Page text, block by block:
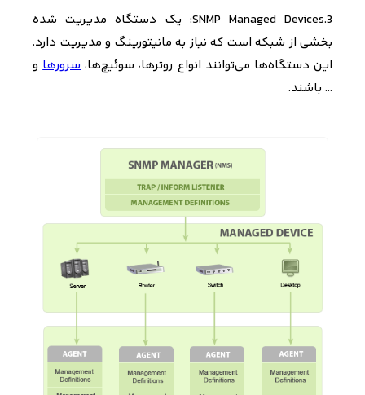
3.SNMP Managed Devices: یک دستگاه مدیریت شده
بخشی از شبکه است که نیاز به مانیتورینگ و مدیریت دارد.
این دستگاه‌ها می‌توانند انواع روترها، سوئیچ‌ها،سرورهاو
... باشند.